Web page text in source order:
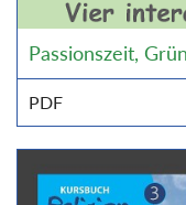
Passionszeit,
PDF